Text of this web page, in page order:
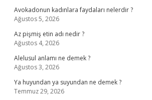
Avokadonun kadınlara faydaları nelerdir ?
Ağustos 5, 2026
Az pişmiş etin adı nedir ?
Ağustos 4, 2026
Alelusul anlamı ne demek ?
Ağustos 3, 2026
Ya huyundan ya suyundan ne demek ?
Temmuz 29, 2026